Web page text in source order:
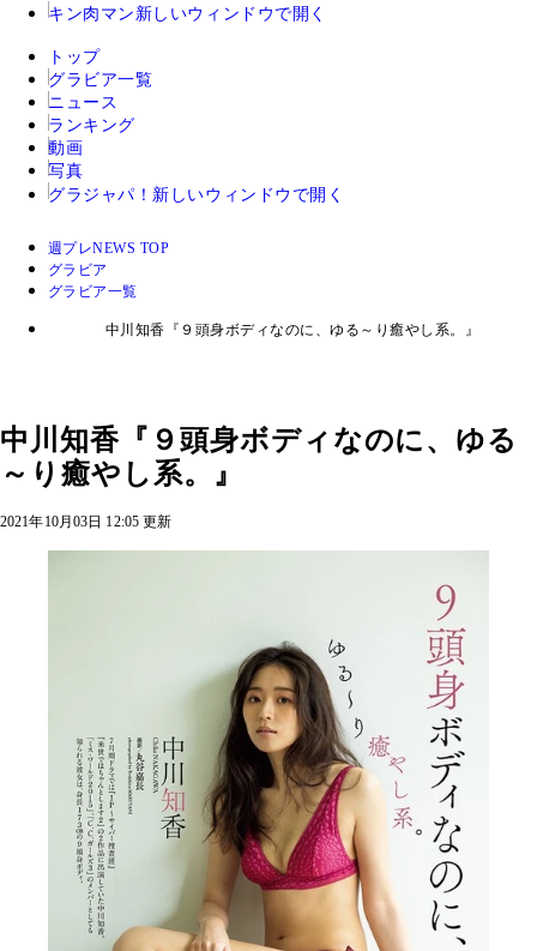
キン肉マン 新しいウィンドウで開く
トップ
グラビア一覧
ニュース
ランキング
動画
写真
グラジャパ！ 新しいウィンドウで開く
週プレNEWS TOP
グラビア
グラビア一覧
中川知香『９頭身ボディなのに、ゆる～り癒やし系。』
中川知香『９頭身ボディなのに、ゆる
～り癒やし系。』
2021年10月03日 12:05 更新